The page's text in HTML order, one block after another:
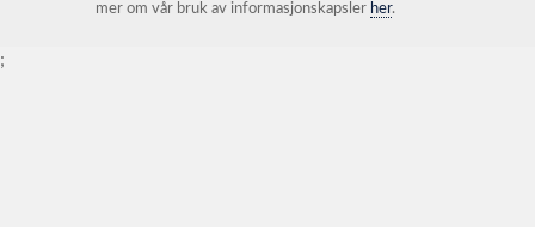
mer om vår bruk av informasjonskapsler her.
;